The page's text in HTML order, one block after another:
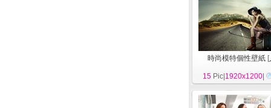
時尚模特個性壁紙 [
15 Pic| 1920x1200